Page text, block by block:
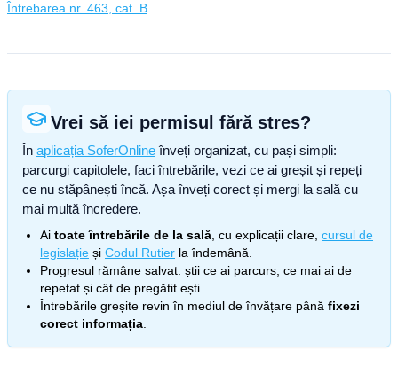
Întrebarea nr. 463, cat. B
Vrei să iei permisul fără stres?
În aplicația SoferOnline înveți organizat, cu pași simpli:
parcurgi capitolele, faci întrebările, vezi ce ai greșit și repeți
ce nu stăpânești încă. Așa înveți corect și mergi la sală cu
mai multă încredere.
Ai toate întrebările de la sală , cu explicații clare, cursul de
legislație și Codul Rutier la îndemână.
Progresul rămâne salvat: știi ce ai parcurs, ce mai ai de
repetat și cât de pregătit ești.
Întrebările greșite revin în mediul de învățare până fixezi
corect informația